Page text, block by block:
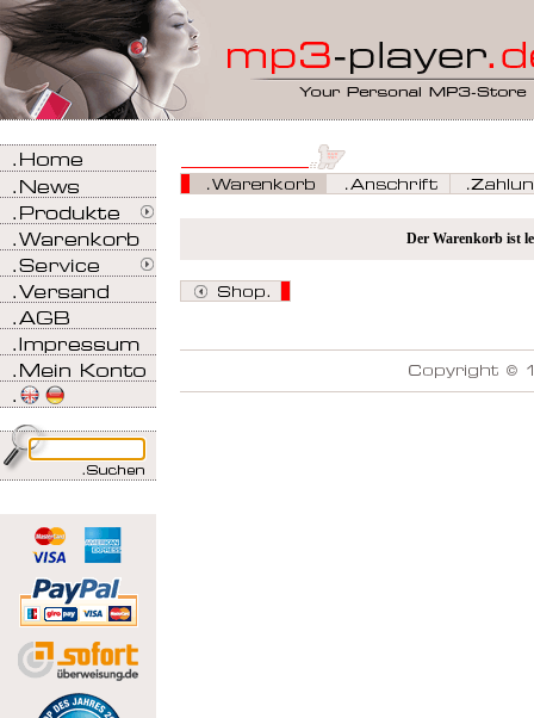
Der Warenkorb ist